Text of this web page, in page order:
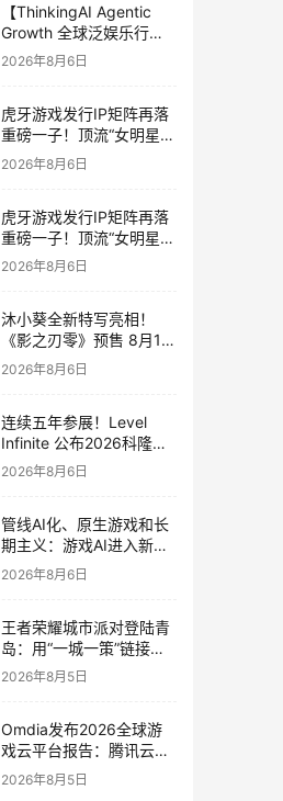
【ThinkingAI Agentic
Growth 全球泛娱乐行业
峰会】Agent 时代，人到
2026年8月6日
虎牙游戏发行IP矩阵再落
重磅一子！顶流“女明星”
ZANMANG LOOPY 正版
3D消除手游《消消奇遇》
2026年8月6日
虎牙游戏发行IP矩阵再落
重磅一子！顶流“女明星”
ZANMANG LOOPY 正版
2026年8月6日
沐小葵全新特写亮相！
《影之刃零》预售 8月12
日开启
2026年8月6日
连续五年参展！Level
Infinite 公布2026科隆游
戏展产品阵容
2026年8月6日
管线AI化、原生游戏和长
期主义：游戏AI进入新共
识时代
2026年8月6日
王者荣耀城市派对登陆青
岛：用“一城一策”链接海
洋场景，以双向奔赴带动
2026年8月5日
Omdia发布2026全球游
戏云平台报告：腾讯云连
续两年入选“领导者”象限
2026年8月5日